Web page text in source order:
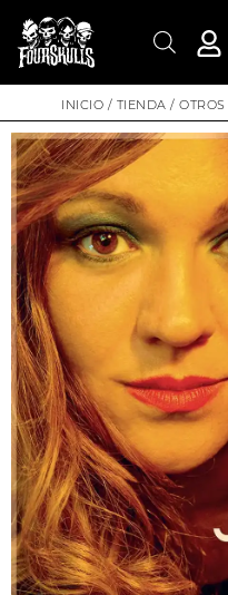
INICIO / TIENDA /OTROS